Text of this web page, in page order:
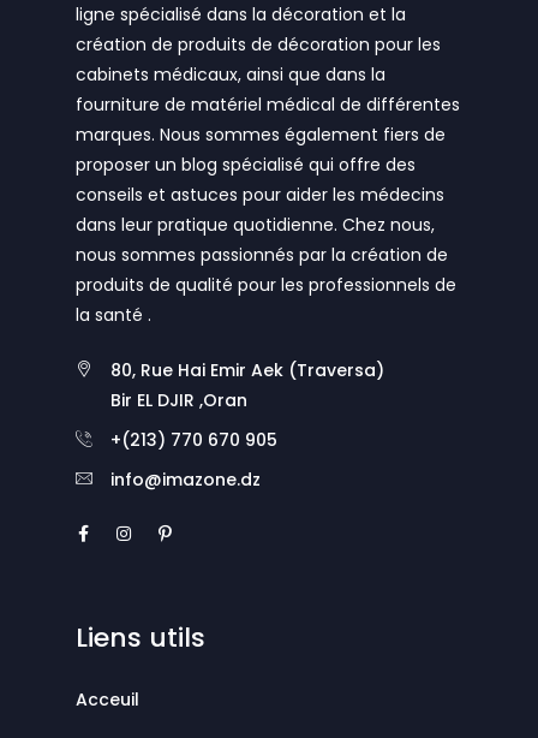
ligne spécialisé dans la décoration et la
création de produits de décoration pour les
cabinets médicaux, ainsi que dans la
fourniture de matériel médical de différentes
marques. Nous sommes également fiers de
proposer un blog spécialisé qui offre des
conseils et astuces pour aider les médecins
dans leur pratique quotidienne. Chez nous,
nous sommes passionnés par la création de
produits de qualité pour les professionnels de
la santé .
80, Rue Hai Emir Aek (Traversa)
Bir EL DJIR ,Oran
+(213) 770 670 905
info@imazone.dz
Liens utils
Acceuil